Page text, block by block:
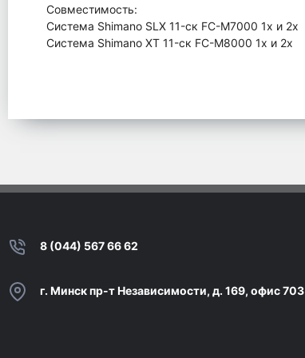
Совместимость:
Система Shimano SLX 11-ск FC-M7000 1x и 2x
Система Shimano XT 11-ск FC-M8000 1x и 2x
8 (044) 567 66 62
г. Минск пр-т Независимости, д. 169, офис 703